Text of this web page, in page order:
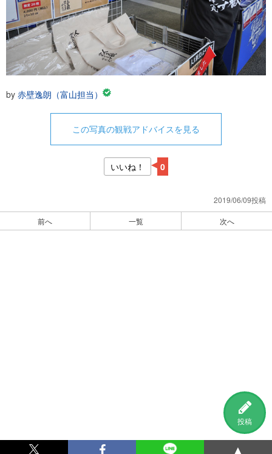
投稿
by 赤壁逸朗（富山担当）
この写真の観戦アドバイスを見る
いいね！ 0
2019/06/09投稿
前へ 一覧 次へ
▲